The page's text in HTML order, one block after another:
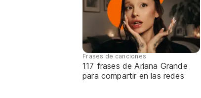
Frases de canciones
117 frases de Ariana Grande
para compartir en las redes